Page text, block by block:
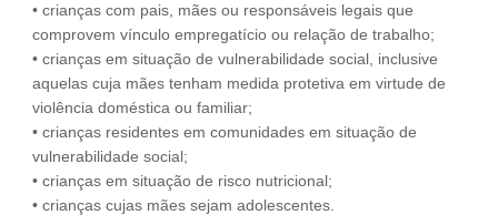
• crianças com pais, mães ou responsáveis legais que
comprovem vínculo empregatício ou relação de trabalho;
• crianças em situação de vulnerabilidade social, inclusive
aquelas cuja mães tenham medida protetiva em virtude de
violência doméstica ou familiar;
• crianças residentes em comunidades em situação de
vulnerabilidade social;
• crianças em situação de risco nutricional;
• crianças cujas mães sejam adolescentes.